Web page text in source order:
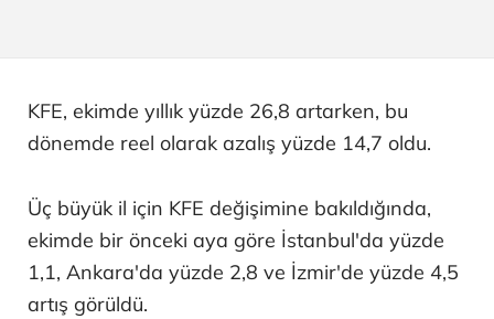
KFE, ekimde yıllık yüzde 26,8 artarken, bu
dönemde reel olarak azalış yüzde 14,7 oldu.
Üç büyük il için KFE değişimine bakıldığında,
ekimde bir önceki aya göre İstanbul'da yüzde
1,1, Ankara'da yüzde 2,8 ve İzmir'de yüzde 4,5
artış görüldü.